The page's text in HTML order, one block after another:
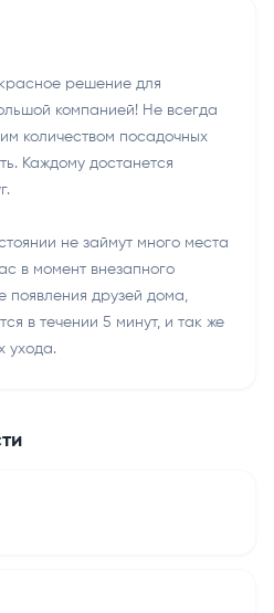
решение для
компанией! Не всегда
количеством посадочных
Каждому достанется
не займут много места
в момент внезапного
появления друзей дома,
в течении 5 минут, и так же
ухода.